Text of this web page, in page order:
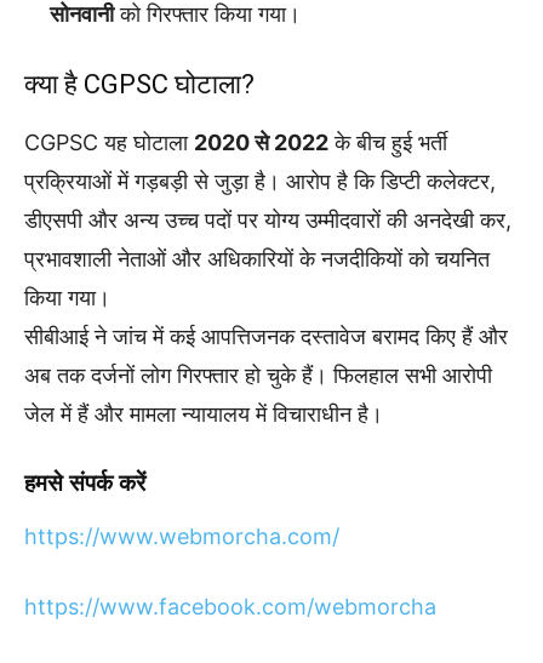
सोनवानीको गिरफ्तार किया गया।
क्या है CGPSC घोटाला?
CGPSC यह घोटाला 2020 से 2022के बीच हुई भर्ती
प्रक्रियाओं में गड़बड़ी से जुड़ा है। आरोप है कि डिप्टी कलेक्टर,
डीएसपी और अन्य उच्च पदों पर योग्य उम्मीदवारों की अनदेखी कर,
प्रभावशाली नेताओं और अधिकारियों के नजदीकियों को चयनित
किया गया।
सीबीआई ने जांच में कई आपत्तिजनक दस्तावेज बरामद किए हैं और
अब तक दर्जनों लोग गिरफ्तार हो चुके हैं। फिलहाल सभी आरोपी
जेल में हैं और मामला न्यायालय में विचाराधीन है।
हमसे संपर्क करें
https://www.webmorcha.com/
https://www.facebook.com/webmorcha